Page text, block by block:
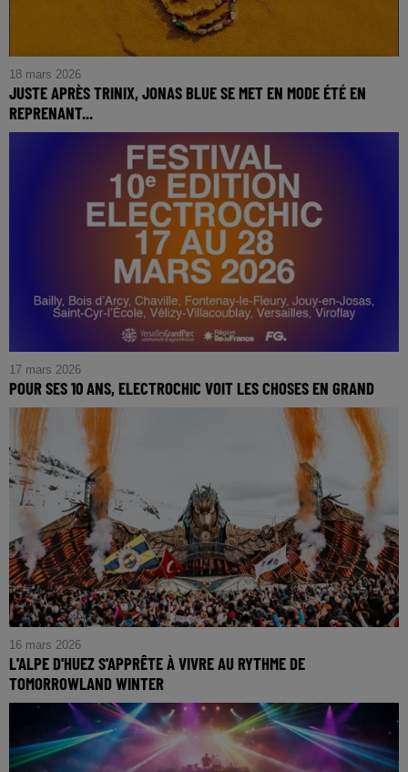
18 mars 2026
JUSTE APRÈS TRINIX, JONAS BLUE SE MET EN MODE ÉTÉ EN
REPRENANT...
17 mars 2026
POUR SES 10 ANS, ELECTROCHIC VOIT LES CHOSES EN GRAND
16 mars 2026
L'ALPE D'HUEZ S'APPRÊTE À VIVRE AU RYTHME DE
TOMORROWLAND WINTER